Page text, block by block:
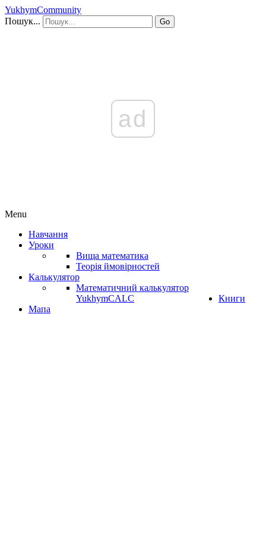
YukhymCommunity
Пошук...
Go
ad
Menu
Навчання
Уроки
Вища математика
Теорія ймовірностей
Калькулятор
Математичний калькулятор
YukhymCALC
Книги
Мапа